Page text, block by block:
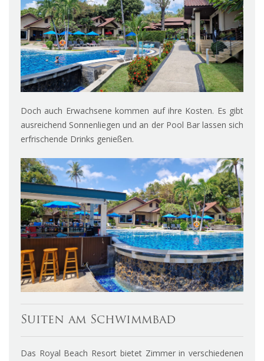
Doch auch Erwachsene kommen auf ihre Kosten. Es gibt
ausreichend Sonnenliegen und an der Pool Bar lassen sich
erfrischende Drinks genießen.
Suiten am Schwimmbad
Das Royal Beach Resort bietet Zimmer in verschiedenen